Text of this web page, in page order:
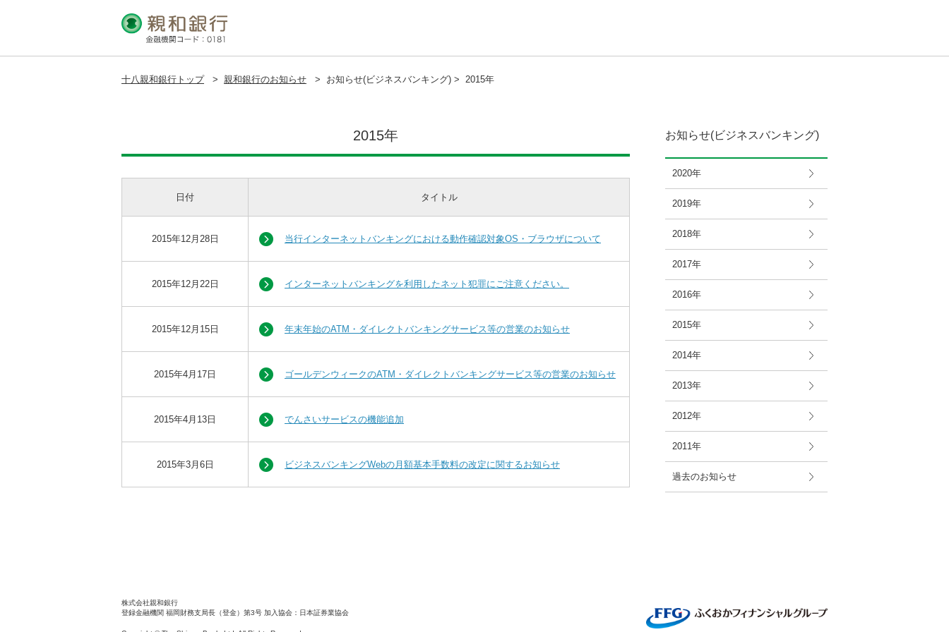
十八親和銀行トップ > 親和銀行のお知らせ > お知らせ(ビジネスバンキング) > 2015年
2015年
日付 タイトル
2015年12月28日 当行インターネットバンキングにおける動作確認対象OS・ブラウザについて
2015年12月22日 インターネットバンキングを利用したネット犯罪にご注意ください。
2015年12月15日 年末年始のATM・ダイレクトバンキングサービス等の営業のお知らせ
2015年4月17日 ゴールデンウィークのATM・ダイレクトバンキングサービス等の営業のお知らせ
2015年4月13日 でんさいサービスの機能追加
2015年3月6日 ビジネスバンキングWebの月額基本手数料の改定に関するお知らせ
お知らせ(ビジネスバンキング)
2020年
2019年
2018年
2017年
2016年
2015年
2014年
2013年
2012年
2011年
過去のお知らせ
株式会社親和銀行
登録金融機関 福岡財務支局長（登金）第3号 加入協会：日本証券業協会